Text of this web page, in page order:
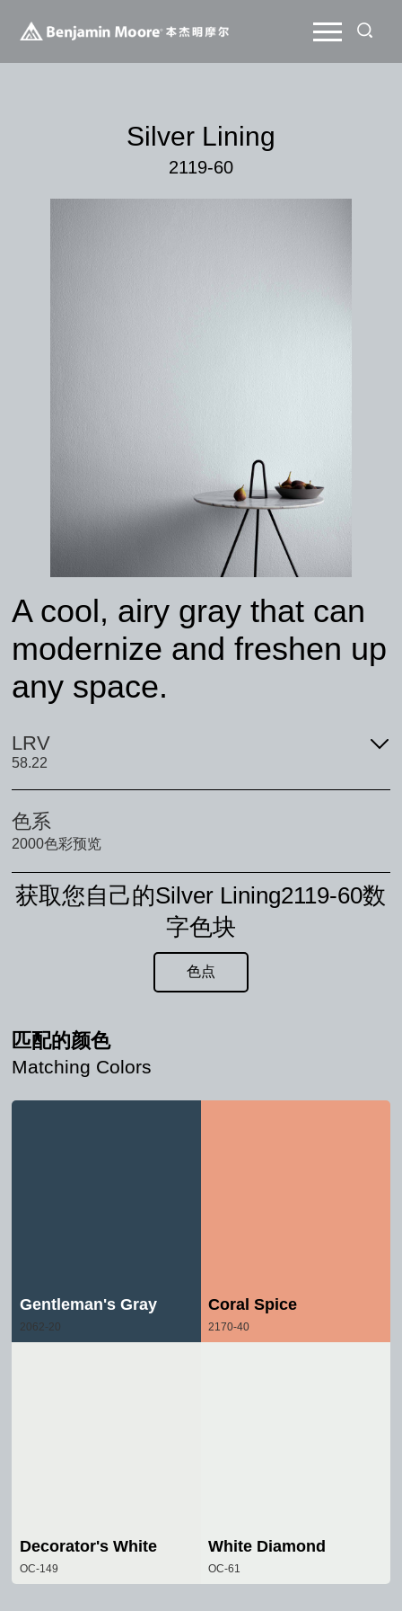
Silver Lining
2119-60
A cool, airy gray that can
modernize and freshen up
any space.
LRV
58.22
色系
2000色彩预览
获取您自己的Silver Lining2119-60数
字色块
色点
匹配的颜色
Matching Colors
Gentleman's Gray
2062-20
Coral Spice
2170-40
Decorator's White
OC-149
White Diamond
OC-61